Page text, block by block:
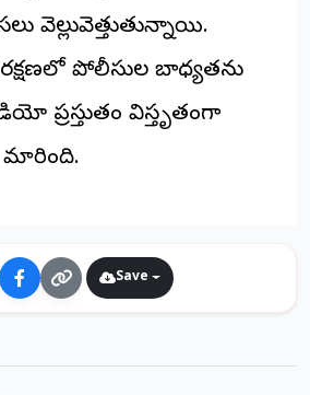
వెల్లువెత్తుతున్నాయి.
పోలీసుల బాధ్యతను
ప్రస్తుతం విస్తృతంగా
Save